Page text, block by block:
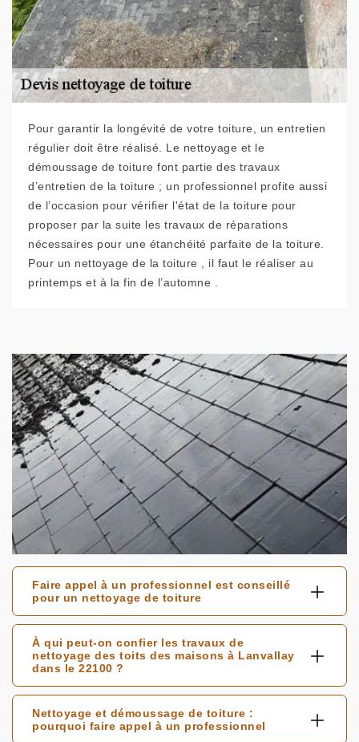
Pour garantir la longévité de votre toiture, un entretien
régulier doit être réalisé. Le nettoyage et le
démoussage de toiture font partie des travaux
d’entretien de la toiture ; un professionnel profite aussi
de l’occasion pour vérifier l'état de la toiture pour
proposer par la suite les travaux de réparations
nécessaires pour une étanchéité parfaite de la toiture.
Pour un nettoyage de la toiture , il faut le réaliser au
printemps et à la fin de l’automne .
Faire appel à un professionnel est conseillé
pour un nettoyage de toiture
À qui peut-on confier les travaux de
nettoyage des toits des maisons à Lanvallay
dans le 22100 ?
Nettoyage et démoussage de toiture :
pourquoi faire appel à un professionnel